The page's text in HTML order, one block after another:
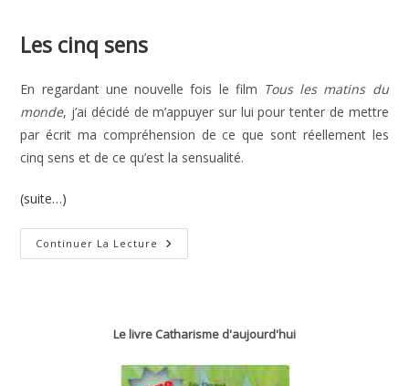
Les cinq sens
En regardant une nouvelle fois le film Tous les matins du
monde, j’ai décidé de m’appuyer sur lui pour tenter de mettre
par écrit ma compréhension de ce que sont réellement les
cinq sens et de ce qu’est la sensualité.
(suite…)
Continuer La Lecture Les
Cinq
Le livre Catharisme d'aujourd'hui